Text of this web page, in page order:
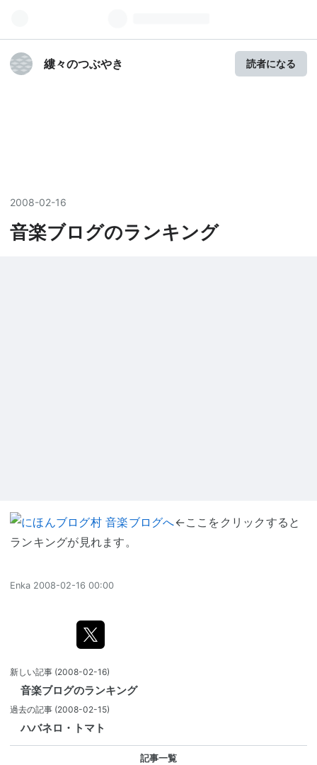
縷々のつぶやき 読者になる
2008-02-16
音楽ブログのランキング
←ここをクリックすると
ランキングが見れます。
Enka 2008-02-16 00:00
新しい記事 (2008-02-16)
音楽ブログのランキング
過去の記事 (2008-02-15)
ハバネロ・トマト
記事一覧